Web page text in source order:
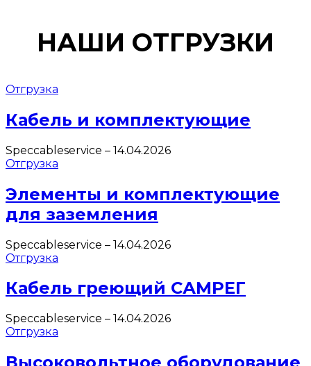
НАШИ ОТГРУЗКИ
Отгрузка
Кабель и комплектующие
Speccableservice – 14.04.2026
Отгрузка
Элементы и комплектующие
для заземления
Speccableservice – 14.04.2026
Отгрузка
Кабель греющий САМРЕГ
Speccableservice – 14.04.2026
Отгрузка